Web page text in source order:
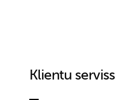
Klientu serviss